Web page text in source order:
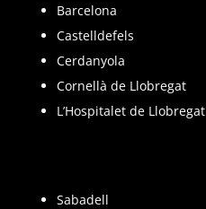
Barcelona
Castelldefels
Cerdanyola
Cornellà de Llobregat
L’Hospitalet de Llobregat
Sabadell